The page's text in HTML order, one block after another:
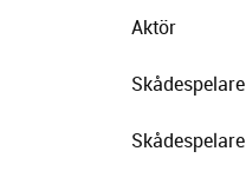
Aktör
Skådespelare
Skådespelare